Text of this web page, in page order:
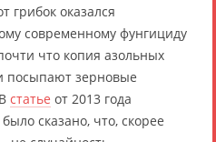
грибок оказался
современному фунгициду
что копия азольных
посыпают зерновые
статье от 2013 года
было сказано, что, скорее